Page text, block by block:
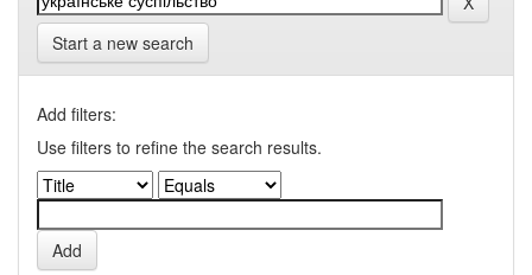
Start a new search
Add filters:
Use filters to refine the search results.